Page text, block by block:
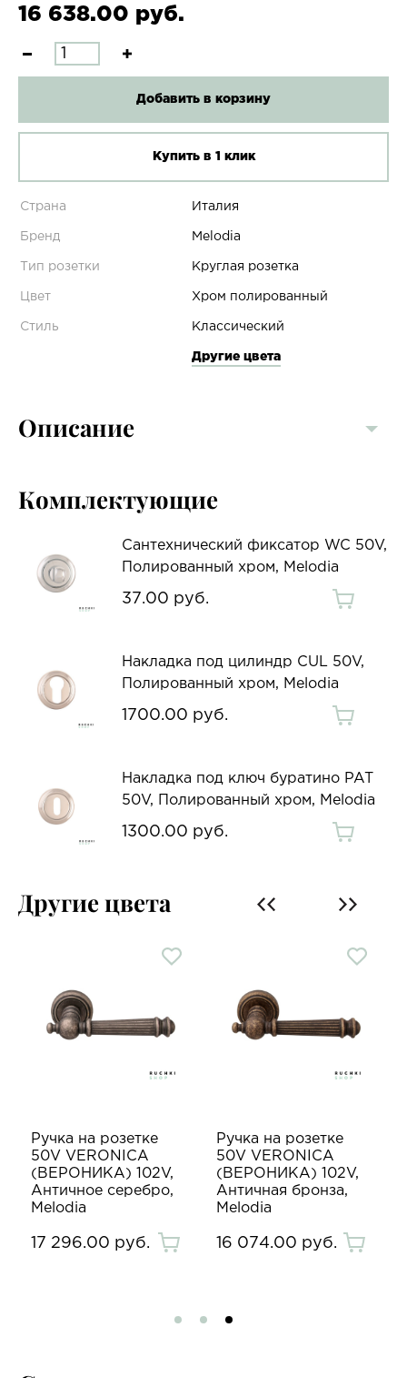
16 638.00 руб.
Добавить в корзину
Купить в 1 клик
Страна Италия
Бренд Melodia
Тип розетки Круглая розетка
Цвет Хром полированный
Стиль Классический
Другие цвета
Описание
Комплектующие
Сантехнический фиксатор WC 50V,
Полированный хром, Melodia
37.00 руб.
Накладка под цилиндр CUL 50V,
Полированный хром, Melodia
1700.00 руб.
Накладка под ключ буратино PAT
50V, Полированный хром, Melodia
1300.00 руб.
Другие цвета
Ручка на розетке
50V VERONICA
(ВЕРОНИКА) 102V,
Античное серебро,
Melodia
17 296.00 руб.
Ручка на розетке
50V VERONICA
(ВЕРОНИКА) 102V,
Античная бронза,
Melodia
16 074.00 руб.